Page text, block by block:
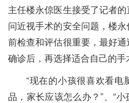
主任楼永倞医生接受了记者
问近视手术的安全问题，楼
前检查和评估很重要，最好
确诊后，再选择适合自己的手
“现在的小孩很喜欢看电
品，家长应该怎么办？”、“